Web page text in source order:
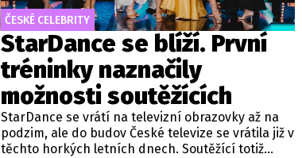
ČESKÉ CELEBRITY
StarDance se blíží. První
tréninky naznačily
možnosti soutěžících
StarDance se vrátí na televizní obrazovky až na
podzim, ale do budov České televize se vrátila již v
těchto horkých letních dnech. Soutěžící totiž